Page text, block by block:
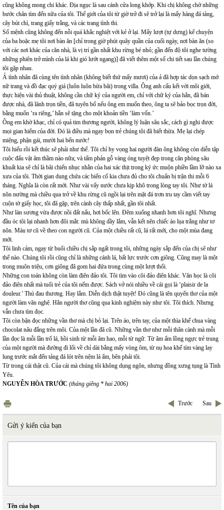
cũng không mong chi khác. Địa ngục là sau cánh cửa long khớp. Khi chị không chờ những
bước chân tìm đến nữa của tôi. Thế giới của tôi từ giờ trở đi sẽ trở lại là mấy hàng đá tảng,
cây bút chì, trang giấy trắng, và các trang tình thi.
Số mệnh cũng không đến nỗi quá khắc nghiệt với kẻ ở lại. Mấy lượt (tự dưng) kể chuyện
của ba hoặc mẹ tôi nơi bàn ăn [chỉ trong giờ phút quây quần của cuối ngày, nơi bàn ăn (so
với các nơi khác của căn nhà, là vị trí gần nhất khu rừng bé nhỏ; gần đến độ tôi nghe tường
những phiên trở mình của lá khi gió lướt ngang)] đã viết thêm một số chi tiết sau lần chúng
tôi gặp nhau.
Ả tình nhân đã cùng tên tình nhân (không biết thứ mấy mươi) của ả đã hợp tác dọn sạch mớ
nữ trang và đồ đạc quý giá (luôn luôn bừa bãi) trong villa. Ông anh cấu kết với môi giới,
thực hiện vài thủ thuật, không cần chữ ký của người em, chỉ với chữ ký của hắn, đã bán
được nhà, đã lãnh trọn tiền, đã tuyên bố nếu ông em muốn theo, ông ta sẽ bảo bọc trọn đời,
bằng muốn ‘ra riêng,’ hắn sẽ tặng cho một khoản tiền ‘làm vốn.’
Ông em khờ khạc, chỉ có quả tim thương người, không lý luận sâu sắc, cách gì nghi được
mọi gian hiểm của đời. Đó là điều mà ngay bọn trẻ chúng tôi đã biết thừa. Mẹ lại chép
miệng, phận gái, mười hai bến nước!
Tôi hiểu rồi kết thúc sẽ phải như thế. Tôi chỉ hy vọng hai người đàn ông không còn diễn tập
cuộc đấu vật âm thầm nào nữa; và tấm phản gỗ vàng óng tuyệt đẹp trong căn phòng sâu
khuất kia sẽ chỉ là bãi chiến nhục nhằn của hai xác thịt trong ký ức muộn phiền lầm lỡ nào xa
xưa của tôi. Thời gian dung chứa các biến cố kia chưa đủ cho tôi chuẩn bị trận thi mỗi 6
tháng. Nghĩa là còn rất mới. Như vài vấy nước chưa kịp khô trong lòng tay tôi. Như tờ lá
nõn nường mà chiều qua trở về khu rừng cũ ngồi lại trên mặt đá trơn tru tay cầm viết tay
cuộn tờ giấy học, tôi đã gặp, trên cành cây thấp nhất, gần tôi nhất.
Như làn sương vừa được nồi đất nấu, hơi bốc lên. Đêm xuống nhanh hơn tôi nghĩ. Nhưng
đầu óc tôi lại nhanh hơn đôi mắt: mù không dầy lắm, vẫn kết nên chiếc áo lụa trắng như tơ
nõn. Màu tơ cũ về theo con người cũ. Của một chiều rất cũ, lá rất mới, cho một mùa đang
mới.
Tôi linh cảm, ngay từ buổi chiều chị sắp ngất trong tôi, những ngày sắp đến của chị sẽ như
thế nào. Chúng tôi rồi cũng chỉ là những cánh lá, bất lực trước cơn giông. Cũng may là một
trong muôn triệu, cơn giông đã gom hai đứa trong cùng một lượt thổi.
Những con toán không còn làm điên đảo tôi. Tôi tìm vào cõi đảo điên khác. Văn học là cõi
đảo điên nhất mà tuổi trẻ của tôi nếm được. Sách vở nói nhiều về cái gọi là ‘plaisir de la
douleur.’ Thú đau thương. Hay lắm. Diễn dịch thật tuyệt! Đó cũng là tên quyển thơ của một
người làm văn nghệ. Hẳn người thơ cũng qua kinh nghiệm này như tôi. Tôi thích. Nhưng
vẫn chưa tìm đọc.
Tôi còn bận đọc những vần thơ mà chị bỏ lại. Trên áo, trên tay, của một thìa khế chua vàng
chocolat nâu đắng trên môi. Của một lần đã cũ. Những vần thơ như mỗi thân cành mà mỗi
lần đọc là mỗi lần trổ lá, hồi sinh từ mỗi âm hao, mỗi từ ngữ. Từ âm ấm lồng ngực trẻ trung
của một người mà đường đi lối về chỉ dài bằng mấy vòng ôm, từ nụ hoa khế tím vàng lay
lung trước mắt đến tảng đá lót trên nệm lá ẩm, bên phải tôi.
Từ trong cái thật cũ. Của cái mà chúng tôi không dụng ngôn, nhưng đồng xưng tụng là Tình
Yêu.
NGUYỄN HÒA TRƯỚC (tháng giêng * hai 2006)
Trước Sau
Gửi ý kiến của bạn
Tên của bạn